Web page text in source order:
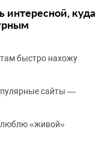
интересной, куда
быстро нахожу
сайты —
люблю «живой»